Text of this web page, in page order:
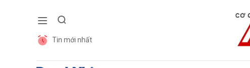
Tin mới nhất